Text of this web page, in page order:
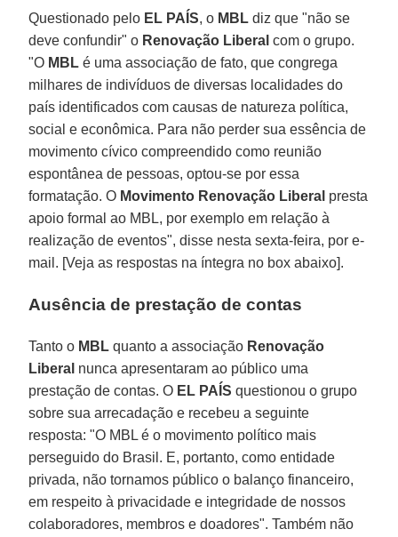
Questionado pelo EL PAÍS, o MBL diz que "não se
deve confundir" o Renovação Liberal com o grupo.
"O MBL é uma associação de fato, que congrega
milhares de indivíduos de diversas localidades do
país identificados com causas de natureza política,
social e econômica. Para não perder sua essência de
movimento cívico compreendido como reunião
espontânea de pessoas, optou-se por essa
formatação. O Movimento Renovação Liberal presta
apoio formal ao MBL, por exemplo em relação à
realização de eventos", disse nesta sexta-feira, por e-
mail. [Veja as respostas na íntegra no box abaixo].
Ausência de prestação de contas
Tanto o MBL quanto a associação Renovação
Liberal nunca apresentaram ao público uma
prestação de contas. O EL PAÍS questionou o grupo
sobre sua arrecadação e recebeu a seguinte
resposta: "O MBL é o movimento político mais
perseguido do Brasil. E, portanto, como entidade
privada, não tornamos público o balanço financeiro,
em respeito à privacidade e integridade de nossos
colaboradores, membros e doadores". Também não